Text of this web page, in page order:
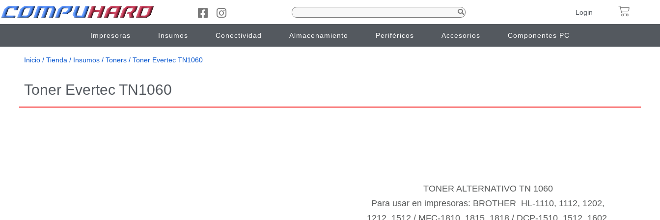
Login
Impresoras Insumos Conectividad Almacenamiento Periféricos Accesorios Componentes PC
Inicio / Tienda / Insumos / Toners / Toner Evertec TN1060
Toner Evertec TN1060
TONER ALTERNATIVO TN 1060
Para usar en impresoras: BROTHER HL-1110, 1112, 1202,
1212, 1512 / MFC-1810, 1815, 1818 / DCP-1510, 1512, 1602,